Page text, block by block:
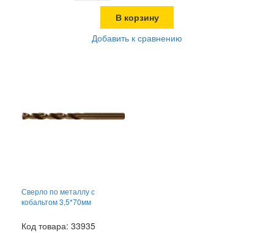
В корзину
Добавить к сравнению
Сверло по металлу с
кобальтом 3,5*70мм
Код товара: 33935